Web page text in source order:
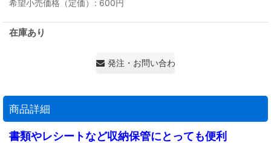
希望小売価格（定価）
: 600円
在庫あり
発注・お問い合わせ・見積もり依頼
商品詳細
書類やレシートなど収納保管にとっても便利